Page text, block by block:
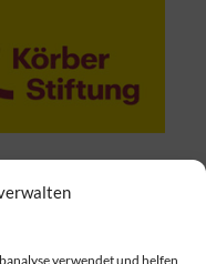
verwendet und helfen